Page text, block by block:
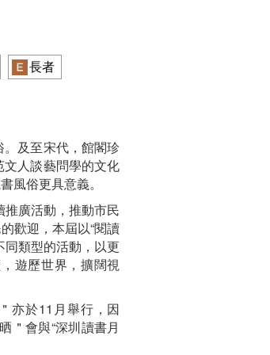
長者
及至宋代，館閣珍
人談藝問學的文化
風俗更具意義。
廣活動，推動市民
歡迎，本屆以“閱讀
類型的活動，以更
遊歷世界，擴闊視
亦於11月舉行，因
＂會與“深圳讀書月